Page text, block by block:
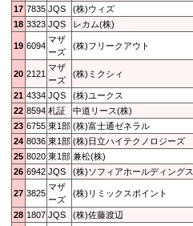
17 7835 JQS (株)ウィズ
18 3323 JQS レカム(株)
19 6094
マザ
ーズ
(株)フリークアウト
20 2121
マザ
ーズ
(株)ミクシィ
21 4334 JQS (株)ユークス
22 8594 札証 中道リース(株)
23 6755 東1部 (株)富士通ゼネラル
24 8036 東1部 (株)日立ハイテクノロジーズ
25 8020 東1部 兼松(株)
26 6942 JQS (株)ソフィアホールディングス
27 3825
マザ
ーズ
(株)リミックスポイント
28 1807 JQS (株)佐藤渡辺